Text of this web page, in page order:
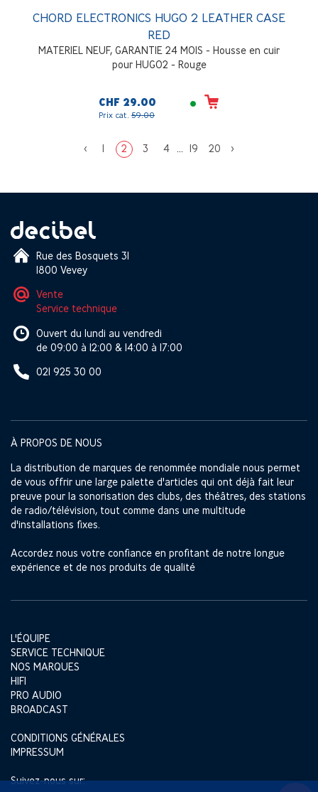
CHORD ELECTRONICS HUGO 2 LEATHER CASE
RED
MATERIEL NEUF, GARANTIE 24 MOIS - Housse en cuir
pour HUGO2 - Rouge
CHF 29.00
Prix cat. 59.00
< 1 2 3 4 ... 19 20 >
Rue des Bosquets 31
1800 Vevey
Vente
Service technique
Ouvert du lundi au vendredi
de 09:00 à 12:00 & 14:00 à 17:00
021 925 30 00
À PROPOS DE NOUS
La distribution de marques de renommée mondiale nous permet
de vous offrir une large palette d'articles qui ont déjà fait leur
preuve pour la sonorisation des clubs, des théâtres, des stations
de radio/télévision, tout comme dans une multitude
d'installations fixes.
Accordez nous votre confiance en profitant de notre longue
expérience et de nos produits de qualité
L'ÉQUIPE
SERVICE TECHNIQUE
NOS MARQUES
HIFI
PRO AUDIO
BROADCAST
CONDITIONS GÉNÉRALES
IMPRESSUM
Suivez-nous sur: